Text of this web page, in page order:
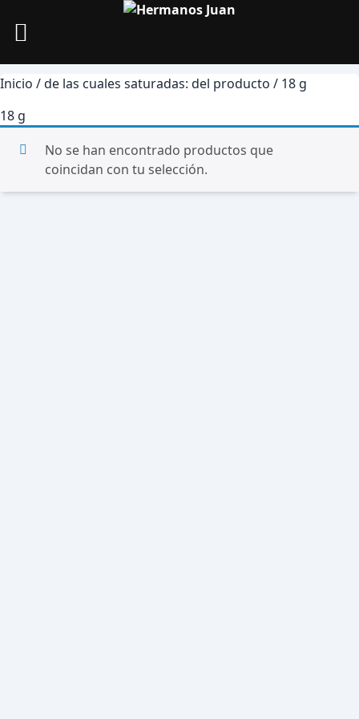
to
content
Inicio / de las cuales saturadas: del producto / 18 g
18 g
No se han encontrado productos que
coincidan con tu selección.